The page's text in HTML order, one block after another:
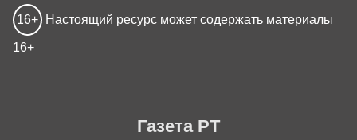
Газета РТ
16+ Настоящий ресурс может содержать материалы
16+